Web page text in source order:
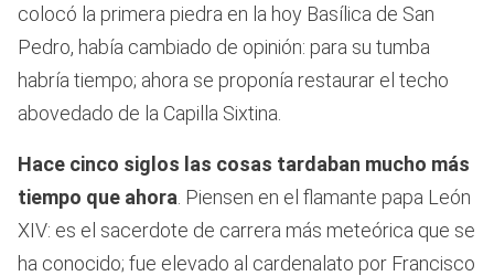
colocó la primera piedra en la hoy Basílica de San
Pedro, había cambiado de opinión: para su tumba
habría tiempo; ahora se proponía restaurar el techo
abovedado de la Capilla Sixtina.
Hace cinco siglos las cosas tardaban mucho más
tiempo que ahora . Piensen en el flamante papa León
XIV: es el sacerdote de carrera más meteórica que se
ha conocido; fue elevado al cardenalato por Francisco